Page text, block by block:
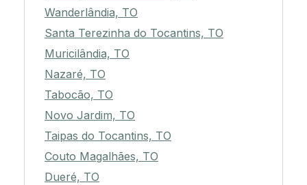
Wanderlândia, TO
Santa Terezinha do Tocantins, TO
Muricilândia, TO
Nazaré, TO
Tabocão, TO
Novo Jardim, TO
Taipas do Tocantins, TO
Couto Magalhães, TO
Dueré, TO